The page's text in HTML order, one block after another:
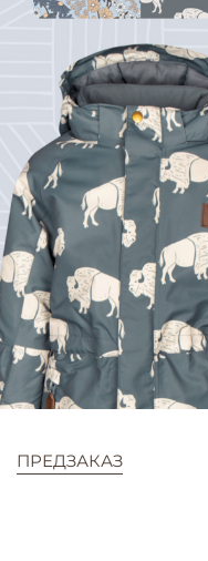
ПРЕДЗАКАЗ